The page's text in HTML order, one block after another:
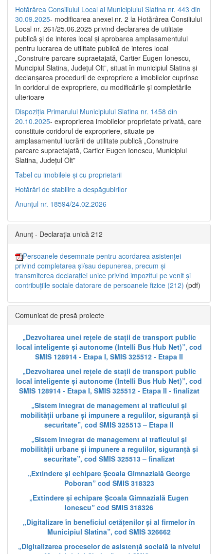
Hotărârea Consiliului Local al Municipiului Slatina nr. 443 din
30.09.2025- modificarea anexei nr. 2 la Hotărârea Consiliului
Local nr. 261/25.06.2025 privind declararea de utilitate
publică şi de interes local şi aprobarea amplasamentului
pentru lucrarea de utilitate publică de interes local
„Construire parcare supraetajată, Cartier Eugen Ionescu,
Muncipiul Slatina, Judeţul Olt”, situat în municipiul Slatina şi
declanşarea procedurii de expropriere a imobilelor cuprinse
în coridorul de expropriere, cu modificările şi completările
ulterioare
Dispoziția Primarului Municipiului Slatina nr. 1458 din
20.10.2025- exproprierea imobilelor proprietate privată, care
constituie coridorul de expropriere, situate pe
amplasamentul lucrării de utilitate publică „Construire
parcare supraetajată, Cartier Eugen Ionescu, Municipiul
Slatina, Județul Olt”
Tabel cu imobilele și cu proprietarii
Hotărâri de stabilire a despăgubirilor
Anunțul nr. 18594/24.02.2026
Anunț - Declarația unică 212
Persoanele desemnate pentru acordarea asistenței
privind completarea și/sau depunerea, precum și
transmiterea declarației unice privind impozitul pe venit și
contribuțiile sociale datorare de persoanele fizice (212) (pdf)
Comunicat de presă proiecte
„Dezvoltarea unei rețele de stații de transport public
local inteligente și autonome (Intelli Bus Hub Net)”, cod
SMIS 128914 - Etapa I, SMIS 325512 - Etapa II
„Dezvoltarea unei rețele de stații de transport public
local inteligente și autonome (Intelli Bus Hub Net)”, cod
SMIS 128914 - Etapa I, SMIS 325512 - Etapa II - finalizat
„Sistem integrat de management al traficului și
mobilității urbane și impunere a regulilor, siguranță și
securitate”, cod SMIS 325513 – Etapa II
„Sistem integrat de management al traficului și
mobilității urbane și impunere a regulilor, siguranță și
securitate”, cod SMIS 325513 – finalizat
„Extindere și echipare Școala Gimnazială George
Poboran” cod SMIS 318323
„Extindere și echipare Școala Gimnazială Eugen
Ionescu” cod SMIS 318326
„Digitalizare în beneficiul cetățenilor și al firmelor în
Municipiul Slatina”, cod SMIS 326662
„Digitalizarea proceselor de asistență socială la nivelul